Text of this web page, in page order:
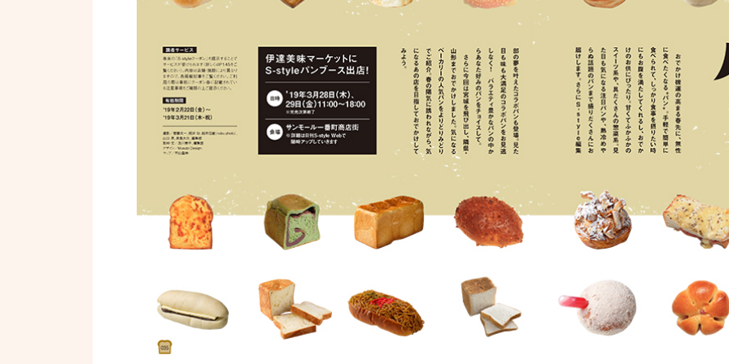
◎ベリーグッドマン
◎OKAMOTO'S
◎ネクライトーキー
◎GRAPEVINE
【こちらもおすすめ! 】
森 瞬太
遠藤大斗
三浦大輝
小松 笙
大平一心
◎春の宴会特集
◎バクコメの「爆UP!!」